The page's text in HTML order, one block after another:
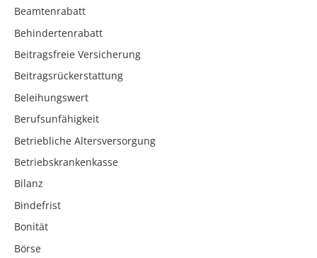
Beamtenrabatt
Behindertenrabatt
Beitragsfreie Versicherung
Beitragsrückerstattung
Beleihungswert
Berufsunfähigkeit
Betriebliche Altersversorgung
Betriebskrankenkasse
Bilanz
Bindefrist
Bonität
Börse